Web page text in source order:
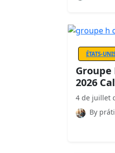
ÉTATS-
Groupe
2026
4 de juillet
By